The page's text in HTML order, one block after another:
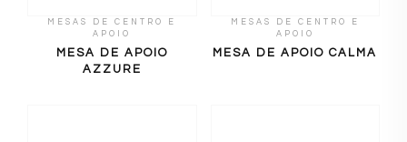
MESAS DE CENTRO E
APOIO
MESA DE APOIO
AZZURE
MESAS DE CENTRO E
APOIO
MESA DE APOIO CALMA